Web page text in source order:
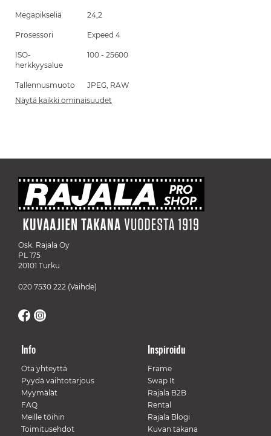
Megapikseliä 24,2
Prosessori Expeed 4
ISO-
herkkyysalue
100 - 25600
Tallennusmuoto
JPEG, RAW
Näytä kaikki ominaisuudet
Osk. Rajala Oy
PL 175
20101 Turku
020 7530 222 (Vaihde)
Info
Ota yhteyttä
Pyydä vaihtotarjous
Myymälät
FAQ
Meille töihin
Toimitusehdot
Inspiroidu
Frame
Swap It
Rajala B2B
Rental
Rajala Blogi
Kuvan takana